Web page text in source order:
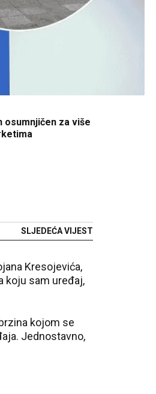
osumnjičen za više
SLJEDEĆA VIJEST
Kresojevića,
koju sam uređaj,
kojom se
Jednostavno,